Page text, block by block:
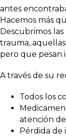
antes
Hacemos más
Descubrimos
trauma,
pero que pesan
A través de su
Todos los
atención
Pérdida de